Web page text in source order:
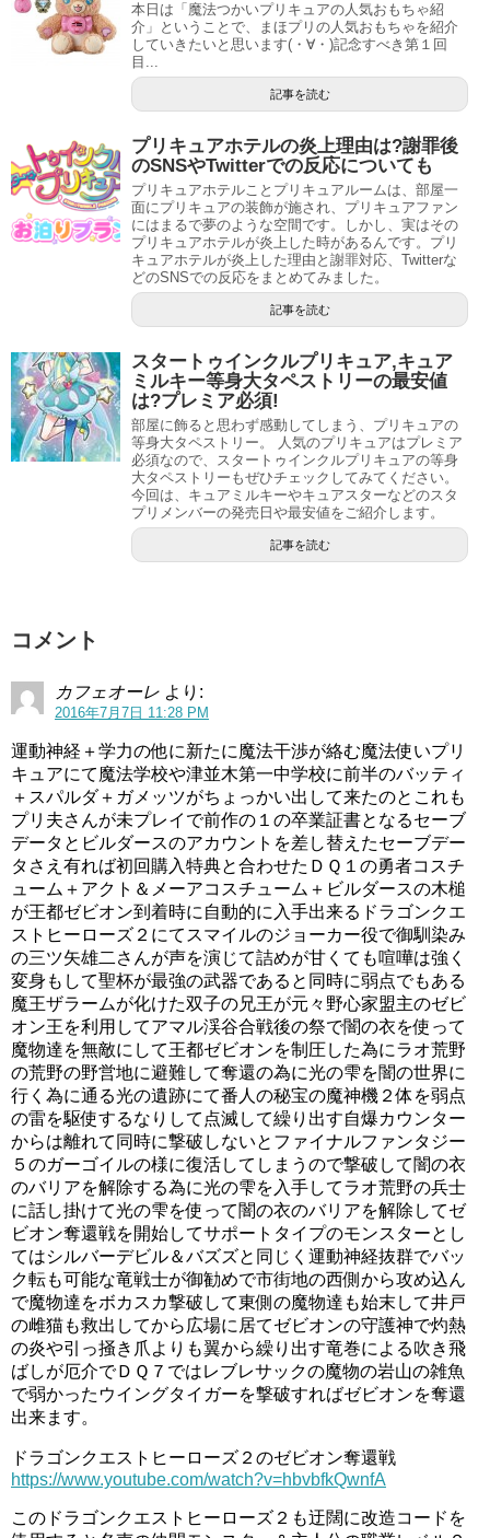
本日は「魔法つかいプリキュアの人気おもちゃ紹
介」ということで、まほプリの人気おもちゃを紹介
していきたいと思います(・∀・)記念すべき第１回
目...
記事を読む
プリキュアホテルの炎上理由は?謝罪後
のSNSやTwitterでの反応についても
プリキュアホテルことプリキュアルームは、部屋一
面にプリキュアの装飾が施され、プリキュアファン
にはまるで夢のような空間です。しかし、実はその
プリキュアホテルが炎上した時があるんです。プリ
キュアホテルが炎上した理由と謝罪対応、Twitterな
どのSNSでの反応をまとめてみました。
記事を読む
スタートゥインクルプリキュア,キュア
ミルキー等身大タペストリーの最安値
は?プレミア必須!
部屋に飾ると思わず感動してしまう、プリキュアの
等身大タペストリー。 人気のプリキュアはプレミア
必須なので、スタートゥインクルプリキュアの等身
大タペストリーもぜひチェックしてみてください。
今回は、キュアミルキーやキュアスターなどのスタ
プリメンバーの発売日や最安値をご紹介します。
記事を読む
コメント
カフェオーレ より:
2016年7月7日 11:28 PM
運動神経＋学力の他に新たに魔法干渉が絡む魔法使いプリ
キュアにて魔法学校や津並木第一中学校に前半のバッティ
＋スパルダ＋ガメッツがちょっかい出して来たのとこれも
プリ夫さんが未プレイで前作の１の卒業証書となるセーブ
データとビルダースのアカウントを差し替えたセーブデー
タさえ有れば初回購入特典と合わせたＤＱ１の勇者コスチ
ューム＋アクト＆メーアコスチューム＋ビルダースの木槌
が王都ゼビオン到着時に自動的に入手出来るドラゴンクエ
ストヒーローズ２にてスマイルのジョーカー役で御馴染み
の三ツ矢雄二さんが声を演じて詰めが甘くても喧嘩は強く
変身もして聖杯が最強の武器であると同時に弱点でもある
魔王ザラームが化けた双子の兄王が元々野心家盟主のゼビ
オン王を利用してアマル渓谷合戦後の祭で闇の衣を使って
魔物達を無敵にして王都ゼビオンを制圧した為にラオ荒野
の荒野の野営地に避難して奪還の為に光の雫を闇の世界に
行く為に通る光の遺跡にて番人の秘宝の魔神機２体を弱点
の雷を駆使するなりして点滅して繰り出す自爆カウンター
からは離れて同時に撃破しないとファイナルファンタジー
５のガーゴイルの様に復活してしまうので撃破して闇の衣
のバリアを解除する為に光の雫を入手してラオ荒野の兵士
に話し掛けて光の雫を使って闇の衣のバリアを解除してゼ
ビオン奪還戦を開始してサポートタイプのモンスターとし
てはシルバーデビル＆バズズと同じく運動神経抜群でバッ
ク転も可能な竜戦士が御勧めで市街地の西側から攻め込ん
で魔物達をボカスカ撃破して東側の魔物達も始末して井戸
の雌猫も救出してから広場に居てゼビオンの守護神で灼熱
の炎や引っ掻き爪よりも翼から繰り出す竜巻による吹き飛
ばしが厄介でＤＱ７ではレブレサックの魔物の岩山の雑魚
で弱かったウイングタイガーを撃破すればゼビオンを奪還
出来ます。
ドラゴンクエストヒーローズ２のゼビオン奪還戦
https://www.youtube.com/watch?v=hbvbfkQwnfA
このドラゴンクエストヒーローズ２も迂闊に改造コードを